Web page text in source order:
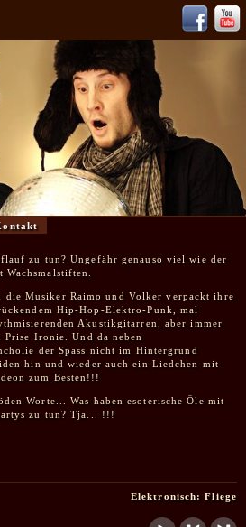
zu tun? Ungefähr genauso viel wie der
die Musiker Raimo und Volker verpackt ihre
Hip-Hop-Elektro-Punk, mal
Akustikgitarren, aber immer
Ironie. Und da neben
der Spass nicht im Hintergrund
hin und wieder auch ein Liedchen mit
zum Besten!!!
Worte... Was haben esoterische Öle mit
zu tun? Tja... !!!
Elektronisch:Fliege